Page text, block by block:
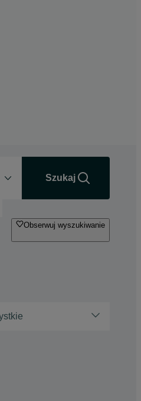
Szukaj
Obserwuj wyszukiwanie